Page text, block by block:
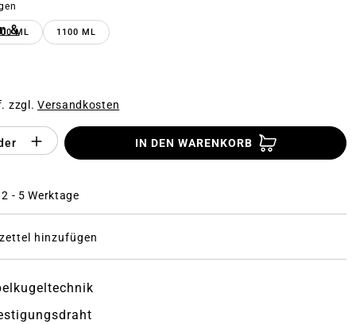
&ML 1100 ML
zzgl.Versandkosten
des Produktes "%product%":
IN DEN WARENKORB
- 5 Werktage
hinzufügen